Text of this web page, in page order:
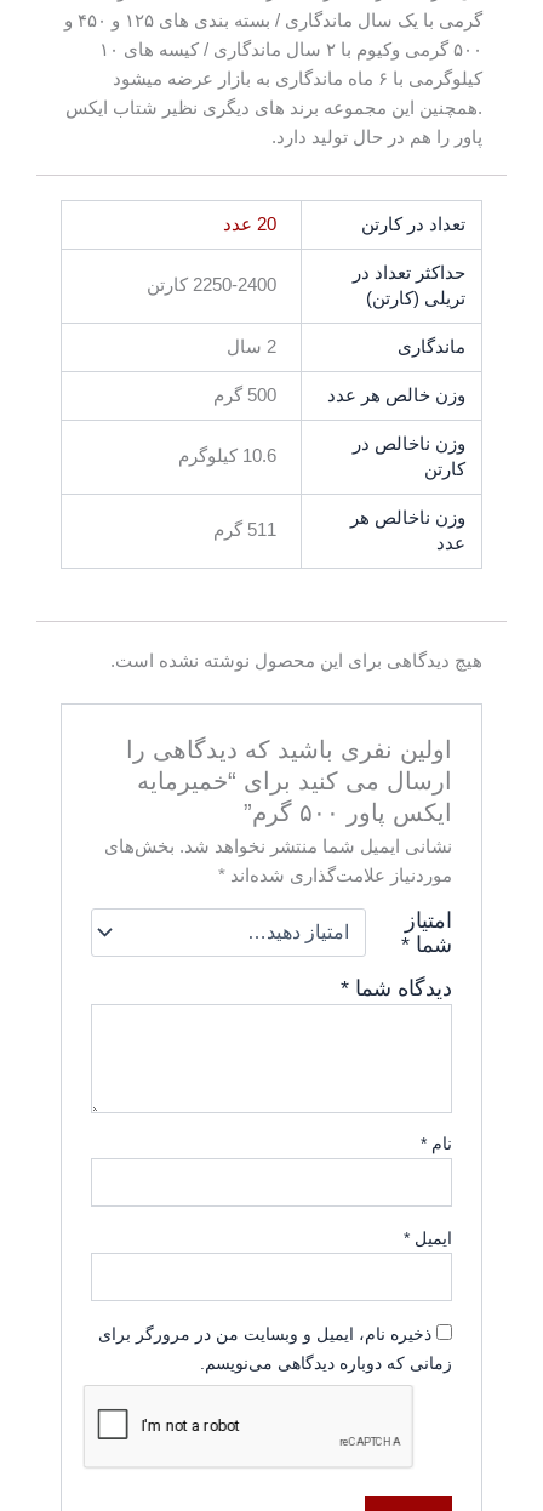
گرمی با یک سال ماندگاری / بسته بندی های ۱۲۵ و ۴۵۰ و
۵۰۰ گرمی وکیوم با ۲ سال ماندگاری / کیسه های ۱۰
کیلوگرمی با ۶ ماه ماندگاری به بازار عرضه میشود
.همچنین این مجموعه برند های دیگری نظیر شتاب ایکس
پاور را هم در حال تولید دارد.
تعداد در کارتن 20 عدد
حداکثر تعداد در
تریلی (کارتن)
2250-2400 کارتن
ماندگاری 2 سال
وزن خالص هر عدد 500 گرم
وزن ناخالص در
کارتن
10.6 کیلوگرم
وزن ناخالص هر
عدد
511 گرم
هیچ دیدگاهی برای این محصول نوشته نشده است.
اولین نفری باشید که دیدگاهی را
ارسال می کنید برای “خمیرمایه
ایکس پاور ۵۰۰ گرم”
نشانی ایمیل شما منتشر نخواهد شد. بخش‌های
موردنیاز علامت‌گذاری شده‌اند*
امتیاز
شما*
دیدگاه شما*
نام*
ایمیل*
ذخیره نام، ایمیل و وبسایت من در مرورگر برای
زمانی که دوباره دیدگاهی می‌نویسم.